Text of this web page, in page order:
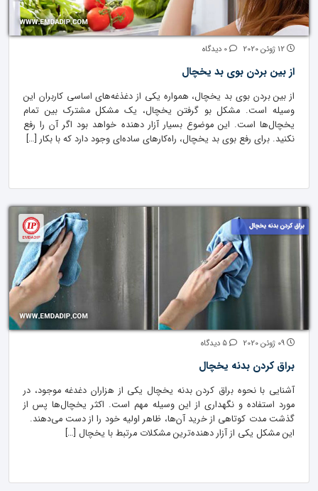
از بین بردن بوی بد یخچال
از بین بردن بوی بد یخچال، همواره یکی از دغذغه‌های اساسی کاربران این
وسیله است. مشکل بو گرفتن یخچال، یک مشکل مشترک بین تمام
یخچال‌ها است. این موضوع بسیار آزار دهنده خواهد بود اگر آن را رفع
نکنید. برای رفع بوی بد یخچال، راه‌کارهای ساده‌ای وجود دارد که با بکار […]
براق کردن بدنه یخچال
آشنایی با نحوه براق کردن بدنه یخچال یکی از هزاران دغدغه موجود، در
مورد استفاده و نگهداری از این وسیله مهم است. اکثر یخچال‌ها پس از
گذشت مدت کوتاهی از خرید آن‌ها، ظاهر اولیه خود را از دست می‌دهند.
این مشکل یکی از آزار دهنده‌ترین مشکلات مرتبط با یخچال […]